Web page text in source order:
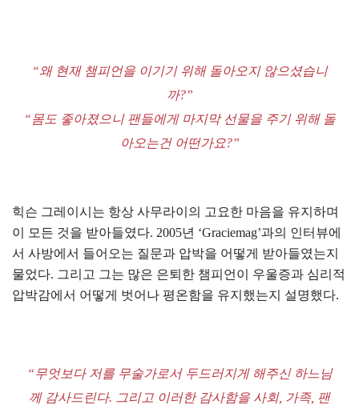
“왜 현재 챔피언을 이기기 위해 돌아오지 않으셨습니
까?”
“몸도 좋아졌으니 팬들에게 마지막 선물을 주기 위해 돌
아오는건 어떤가요?”
힉슨 그레이시는 항상 사무라이의 고요한 마음을 유지하며
이 모든 것을 받아들였다. 2005년 ‘Graciemag’과의 인터뷰에
서 사방에서 들어오는 질문과 압박을 어떻게 받아들였는지
물었다. 그리고 그는 많은 은퇴한 챔피언이 우울증과 심리적
압박감에서 어떻게 벗어나 평온함을 유지했는지 설명했다.
“무엇보다 저를 무술가로서 두드러지게 해주신 하느님
께 감사드린다. 그리고 이러한 감사함을 사회, 가족, 팬